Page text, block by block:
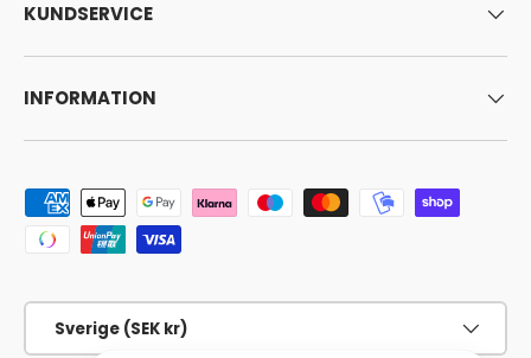
KUNDSERVICE
INFORMATION
Godkända betalningsmetoder
Land/Region
Sverige (SEK kr)